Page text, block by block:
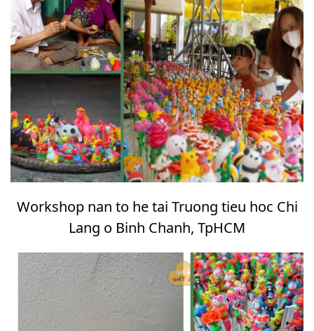
Workshop nan to he tai Truong tieu hoc Chi
Lang o Binh Chanh, TpHCM